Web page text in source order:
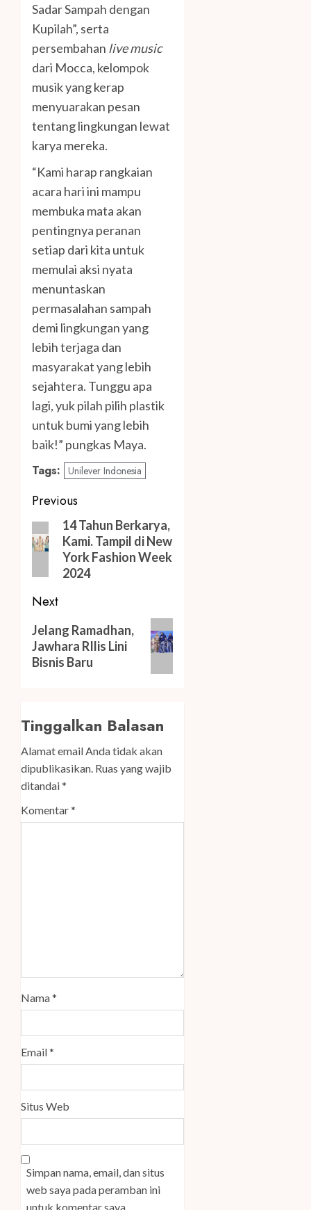
Sadar Sampah dengan
Kupilah”, serta
persembahan live music
dari Mocca, kelompok
musik yang kerap
menyuarakan pesan
tentang lingkungan lewat
karya mereka.
“Kami harap rangkaian
acara hari ini mampu
membuka mata akan
pentingnya peranan
setiap dari kita untuk
memulai aksi nyata
menuntaskan
permasalahan sampah
demi lingkungan yang
lebih terjaga dan
masyarakat yang lebih
sejahtera. Tunggu apa
lagi, yuk pilah pilih plastik
untuk bumi yang lebih
baik!” pungkas Maya.
Tags: Unilever Indonesia
Post
navigation
Previous
Previous
post:
14 Tahun Berkarya,
Kami. Tampil di New
York Fashion Week
2024
Next
Next
post:
Jelang Ramadhan,
Jawhara RIlis Lini
Bisnis Baru
Tinggalkan Balasan
Alamat email Anda tidak akan
dipublikasikan. Ruas yang wajib
ditandai*
Komentar*
Nama*
Email*
Situs Web
Simpan nama, email, dan situs
web saya pada peramban ini
untuk komentar saya